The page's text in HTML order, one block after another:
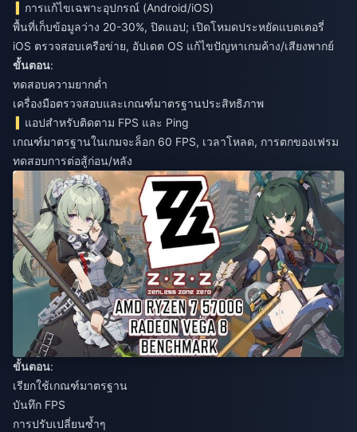
การแก้ไขเฉพาะอุปกรณ์ (Android/iOS)
พื้นที่เก็บข้อมูลว่าง 20-30%, ปิดแอป; เปิดโหมดประหยัดแบตเตอรี่
iOS ตรวจสอบเครือข่าย, อัปเดต OS แก้ไขปัญหาเกมค้าง/เสียงพากย์
ขั้นตอน:
ทดสอบความยากต่ำ
เครื่องมือตรวจสอบและเกณฑ์มาตรฐานประสิทธิภาพ
แอปสำหรับติดตาม FPS และ Ping
เกณฑ์มาตรฐานในเกมจะล็อก 60 FPS, เวลาโหลด, การตกของเฟรม
ทดสอบการต่อสู้ก่อน/หลัง
ขั้นตอน:
เรียกใช้เกณฑ์มาตรฐาน
บันทึก FPS
การปรับเปลี่ยนซ้ำๆ